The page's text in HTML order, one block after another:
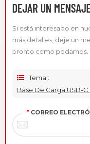
DEJAR UN
Si está interesado en
más detalles, deje un
pronto como podamos.
Tema :
Base De Carga USB-C
* CORREO